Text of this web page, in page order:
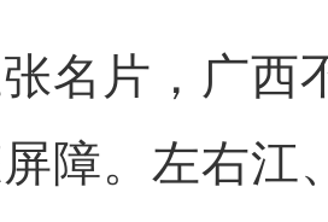
片，广西
障。左右江